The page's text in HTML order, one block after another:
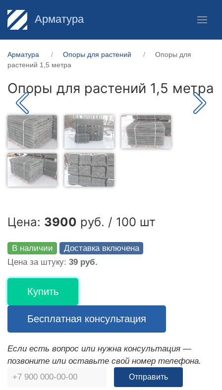
Арматура
Арматура Опоры для растений
Опоры для
растений 1,5 метра
Опоры для растений 1,5 метра
Цена: 3900 руб. / 100 шт
В наличии
Доставка включена
Цена за штуку: 39 руб.
Купить
Бесплатная консультация
Если есть вопрос или нужна консультация —
позвоните или оставьте свой номер телефона.
Отправить